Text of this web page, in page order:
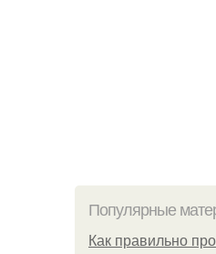
Популярные
Как правильно